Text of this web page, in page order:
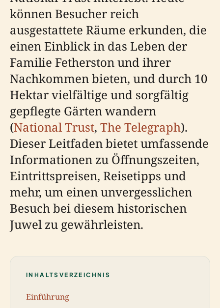
können Besucher reich
ausgestattete Räume erkunden, die
einen Einblick in das Leben der
Familie Fetherston und ihrer
Nachkommen bieten, und durch 10
Hektar vielfältige und sorgfältig
gepflegte Gärten wandern
(National Trust, The Telegraph).
Dieser Leitfaden bietet umfassende
Informationen zu Öffnungszeiten,
Eintrittspreisen, Reisetipps und
mehr, um einen unvergesslichen
Besuch bei diesem historischen
Juwel zu gewährleisten.
INHALTSVERZEICHNIS
Einführung